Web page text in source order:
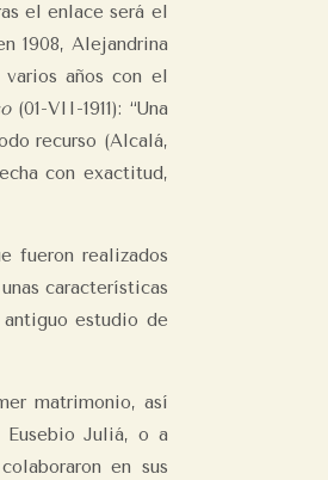
el enlace será el
1908, Alejandrina
años con el
(01-VII-1911): “Una
recurso (Alcalá,
con exactitud,
fueron realizados
características
estudio de
matrimonio, así
Eusebio Juliá, o a
en sus